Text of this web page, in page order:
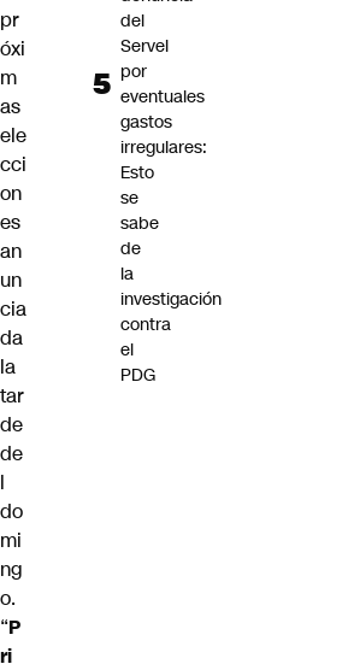
pr
óxi
m
as
ele
cci
on
es
an
un
cia
da
la
tar
de
de
l
do
mi
ng
o.
“P
ri
del
Servel
por
eventuales
gastos
irregulares:
Esto
se
sabe
de
la
investigación
contra
el
PDG